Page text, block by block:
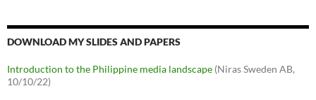
DOWNLOAD MY SLIDES AND PAPERS
Introduction to the Philippine media landscape (Niras Sweden AB,
10/10/22)